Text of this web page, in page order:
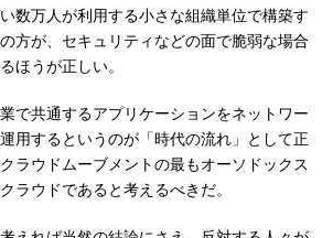
数万人が利用する小さな組織単位で構築す
方が、セキュリティなどの面で脆弱な場合
ほうが正しい。
で共通するアプリケーションをネットワー
用するというのが「時代の流れ」として正
ラウドムーブメントの最もオーソドックス
ラウドであると考えるべきだ。